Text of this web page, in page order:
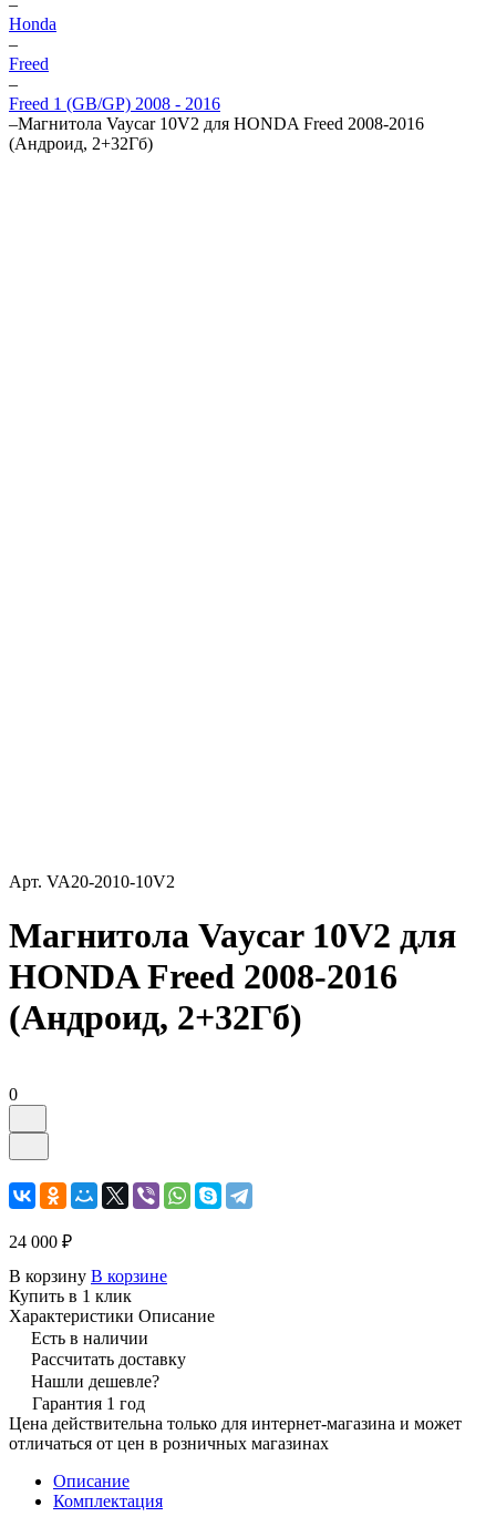
–
Honda
–
Freed
–
Freed 1 (GB/GP) 2008 - 2016
–Магнитола Vaycar 10V2 для HONDA Freed 2008-2016
(Андроид, 2+32Гб)
Арт. VA20-2010-10V2
Магнитола Vaycar 10V2 для
HONDA Freed 2008-2016
(Андроид, 2+32Гб)
0
24 000 ₽
В корзину В корзине
Купить в 1 клик
Характеристики Описание
Есть в наличии
Рассчитать доставку
Нашли дешевле?
Гарантия 1 год
Цена действительна только для интернет-магазина и может
отличаться от цен в розничных магазинах
Описание
Комплектация